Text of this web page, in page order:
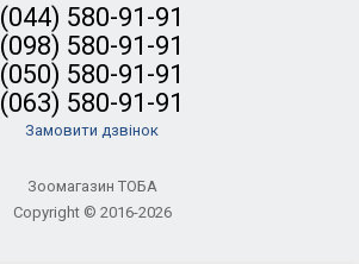
(044) 580-91-91
(098) 580-91-91
(050) 580-91-91
(063) 580-91-91
Замовити дзвінок
Зоомагазин ТОБА
Copyright © 2016-2026